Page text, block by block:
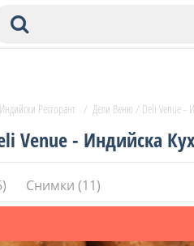
Venue - Индийска
Снимки (11)
Индийски Ресторант / Дели Веню / Deli Venue -